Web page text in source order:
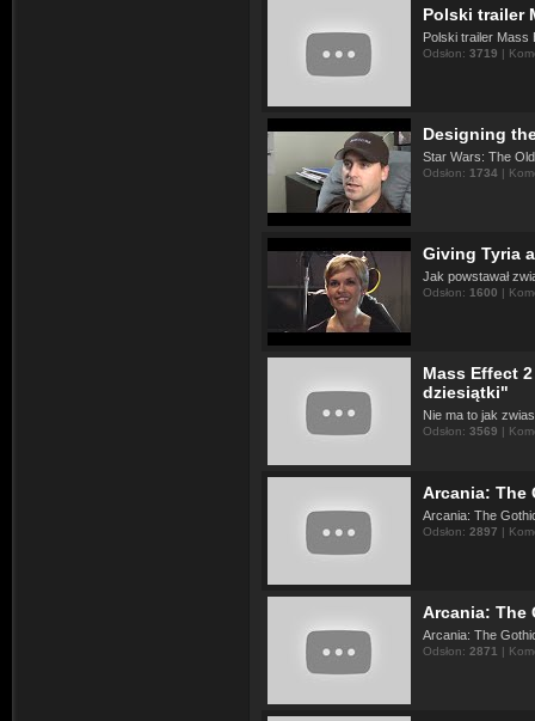
Polski trailer
Polski trailer Mass
Odsłon: 3719 |
Designing
Star Wars: The
Odsłon: 1734 |
Giving Tyria
Jak powstawał
Odsłon: 1600 |
Mass Effect
dziesiątki"
Nie ma to jak
Odsłon: 3569 |
Arcania: The
Arcania: The
Odsłon: 2897 |
Arcania: The
Arcania: The
Odsłon: 2871 |